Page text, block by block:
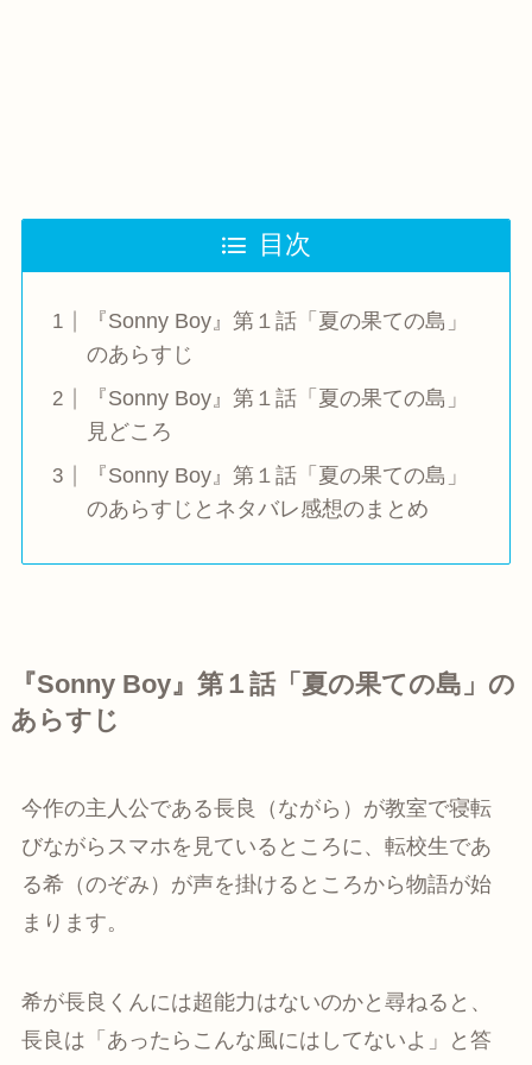
目次
『Sonny Boy』第１話「夏の果ての島」
のあらすじ
『Sonny Boy』第１話「夏の果ての島」
見どころ
『Sonny Boy』第１話「夏の果ての島」
のあらすじとネタバレ感想のまとめ
『Sonny Boy』第１話「夏の果ての島」の
あらすじ
今作の主人公である長良（ながら）が教室で寝転
びながらスマホを見ているところに、転校生であ
る希（のぞみ）が声を掛けるところから物語が始
まります。
希が長良くんには超能力はないのかと尋ねると、
長良は「あったらこんな風にはしてないよ」と答